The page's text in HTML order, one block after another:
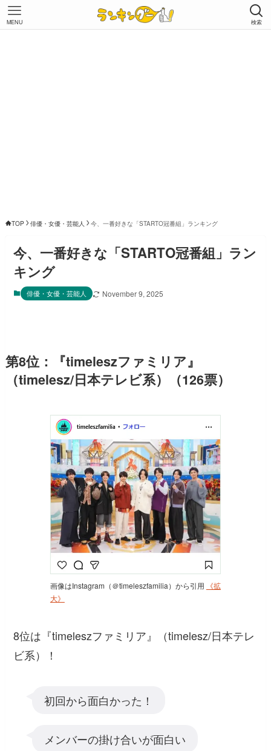
検索
MENU
TOP 俳優・女優・芸能人 今、一番好きな「STARTO冠番組」ランキング
今、一番好きな「STARTO冠番組」ラン
キング
俳優・女優・芸能人 November 9, 2025
第8位：『timeleszファミリア』
（timelesz/日本テレビ系）（126票）
画像はInstagram（＠timeleszfamilia）から引用
《拡
大》
8位は『timeleszファミリア』（timelesz/日本テレ
ビ系）！
初回から面白かった！
メンバーの掛け合いが面白い